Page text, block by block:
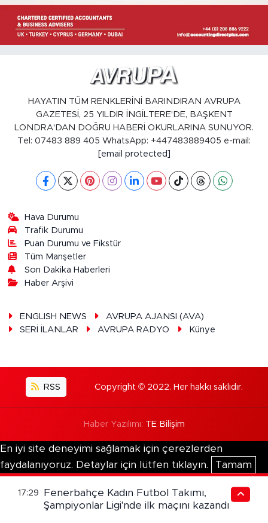
HAYATIN TÜM RENKLERİNİ BARINDIRAN AVRUPA
GAZETESİ, 25 YILDIR İNGİLTERE'DE, BAŞKENT
LONDRA'DAN DOĞRU HABERİ OKURLARINA SUNUYOR.
Tel: 07483 889 405 WhatsApp: +447483889405 e-mail:
[email protected]
Hava Durumu
Trafik Durumu
Puan Durumu ve Fikstür
Tüm Manşetler
Son Dakika Haberleri
Haber Arşivi
ENGLISH NEWS
AVRUPA AJANSI (AVA)
SERİ İLANLAR
AVRUPA RADYO Künye
RSS Copyright © 2022. Her hakkı saklıdır.
Haber Yazılımı: TE Bilişim
En iyi site deneyimi sağlamak için çerezlerden
faydalanıyoruz. Detaylar için lütfen tıklayın.
Tamam
17:29
Fenerbahçe Kadın Futbol Takımı,
Şampiyonlar Ligi'nde ilk maçını kazandı